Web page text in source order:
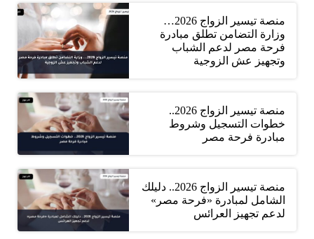
منصة تيسير الزواج 2026…
وزارة التضامن تطلق مبادرة
فرحة مصر لدعم الشباب
وتجهيز عش الزوجية
منصة تيسير الزواج 2026..
خطوات التسجيل وشروط
مبادرة فرحة مصر
منصة تيسير الزواج 2026.. دليلك
الشامل لمبادرة «فرحة مصر»
لدعم تجهيز العرائس